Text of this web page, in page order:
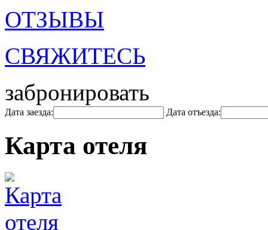
ОТЗЫВЫ
СВЯЖИТЕСЬ
забронировать
Дата заезда: Дата отъезда:
Карта отеля